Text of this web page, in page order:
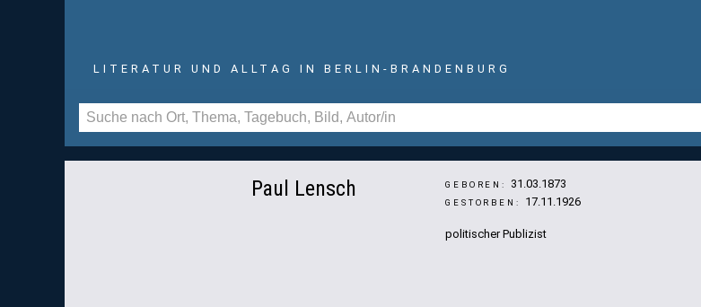
LITERATUR UND ALLTAG IN BERLIN-BRANDENBURG
Paul Lensch GEBOREN: 31.03.1873
GESTORBEN: 17.11.1926
politischer Publizist